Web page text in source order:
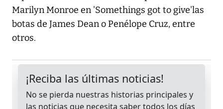
Marilyn Monroe en 'Somethings got to give'las
botas de James Dean o Penélope Cruz, entre
otros.